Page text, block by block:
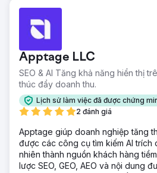
Apptage LLC
SEO & AI Tăng khả năng hiển thị
thúc đẩy doanh thu.
Lịch sử làm việc đã được chứng
2 đánh giá
Apptage giúp doanh nghiệp tăng
được các công cụ tìm kiếm AI trích
nhiên thành nguồn khách hàng
lược SEO, GEO, AEO và nội dung